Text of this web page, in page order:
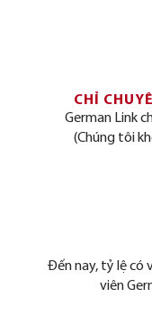
CHỈ
German Link
(Chúng tôi
Đến nay, tỷ lệ có
viên